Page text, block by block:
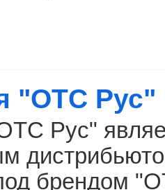
"OTC Рус"
Рус"
брендом